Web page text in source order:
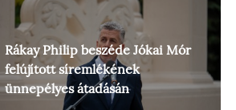
Rákay Philip beszéde Jókai Mór
felújított síremlékének
ünnepélyes átadásán